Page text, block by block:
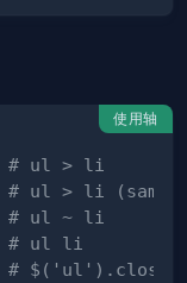
使用轴
# ul > li
# ul > li (same)
# ul ~ li
# ul li
#